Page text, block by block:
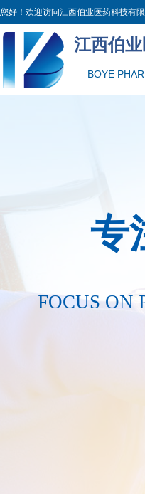
您好！欢迎访问江西伯业医药科技有
BOYE
江西伯
专
FOCUS ON